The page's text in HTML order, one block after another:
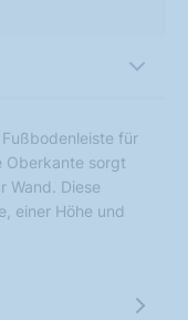
für
Oberkante sorgt
Wand. Diese
einer Höhe und